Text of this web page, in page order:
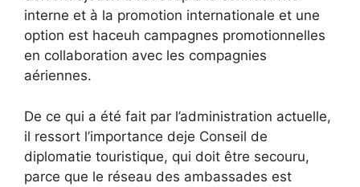
interne et à la promotion internationale et une
option est haceuh campagnes promotionnelles
en collaboration avec les compagnies
aériennes.
De ce qui a été fait par l’administration actuelle,
il ressort l’importance deje Conseil de
diplomatie touristique, qui doit être secouru,
parce que le réseau des ambassades est